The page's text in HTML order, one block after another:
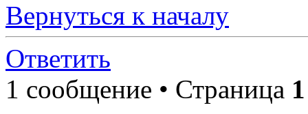
Вернуться к началу
Ответить
1 сообщение • Страница 1